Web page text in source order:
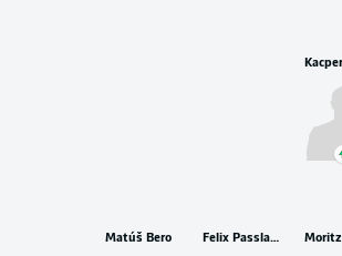
Felix Passlack
Matúš Bero